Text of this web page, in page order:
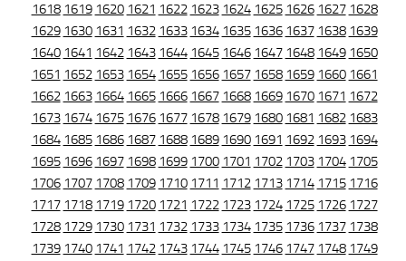
1618 1619 1620 1621 1622 1623 1624 1625 1626 1627 1628
1629 1630 1631 1632 1633 1634 1635 1636 1637 1638 1639
1640 1641 1642 1643 1644 1645 1646 1647 1648 1649 1650
1651 1652 1653 1654 1655 1656 1657 1658 1659 1660 1661
1662 1663 1664 1665 1666 1667 1668 1669 1670 1671 1672
1673 1674 1675 1676 1677 1678 1679 1680 1681 1682 1683
1684 1685 1686 1687 1688 1689 1690 1691 1692 1693 1694
1695 1696 1697 1698 1699 1700 1701 1702 1703 1704 1705
1706 1707 1708 1709 1710 1711 1712 1713 1714 1715 1716
1717 1718 1719 1720 1721 1722 1723 1724 1725 1726 1727
1728 1729 1730 1731 1732 1733 1734 1735 1736 1737 1738
1739 1740 1741 1742 1743 1744 1745 1746 1747 1748 1749